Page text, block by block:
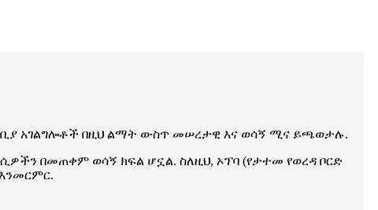
አገልግሎቶች በዚህ ልማት ውስጥ መሠረታዊ እና ወሳኝ ሚና ይጫወታሉ.
በመጠቀም ወሳኝ ክፍል ሆኗል. ስለዚህ, ኦፕባ (የታተመ የወረዳ ቦርድ